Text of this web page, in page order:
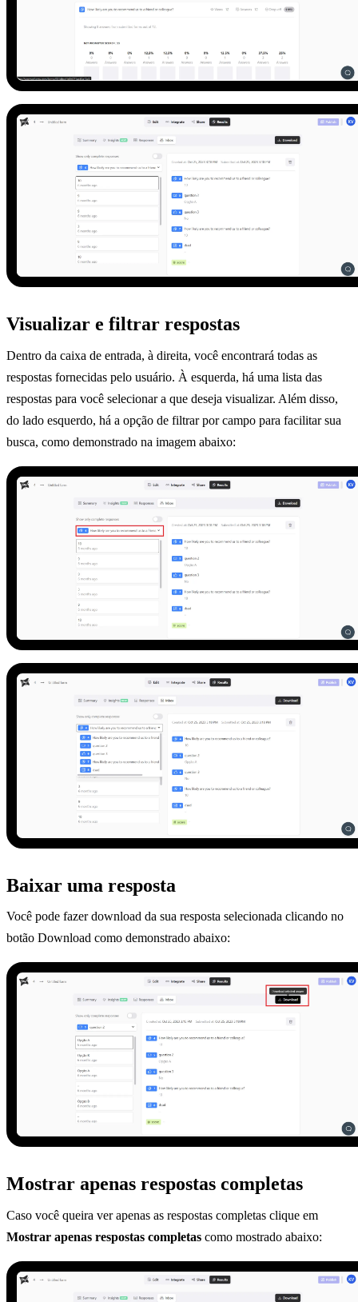
Visualizar e filtrar respostas
Dentro da caixa de entrada, à direita, você encontrará todas as
respostas fornecidas pelo usuário. À esquerda, há uma lista das
respostas para você selecionar a que deseja visualizar. Além disso,
do lado esquerdo, há a opção de filtrar por campo para facilitar sua
busca, como demonstrado na imagem abaixo:
Baixar uma resposta
Você pode fazer download da sua resposta selecionada clicando no
botão Download como demonstrado abaixo:
Mostrar apenas respostas completas
Caso você queira ver apenas as respostas completas clique em
Mostrar apenas respostas completas como mostrado abaixo: